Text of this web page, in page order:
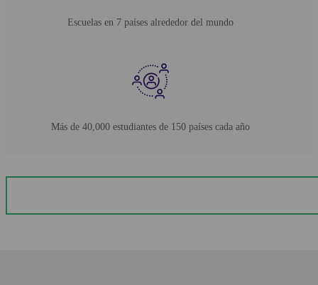
Escuelas en 7 países alrededor del mundo
Más de 40,000 estudiantes de 150 países cada año